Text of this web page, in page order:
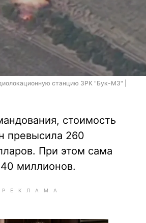
станцию ЗРК "Бук-М3" |
стоимость
превысила 260
При этом сама
миллионов.